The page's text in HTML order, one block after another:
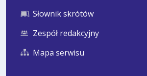
Słownik skrótów
Zespół redakcyjny
Mapa serwisu